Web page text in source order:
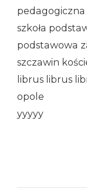
pedagogiczna
szkoła
podstawowa
szczawin
librus librus
opole
yyyyy